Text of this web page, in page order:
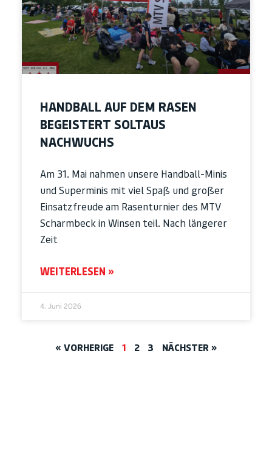
HANDBALL AUF DEM RASEN
BEGEISTERT SOLTAUS
NACHWUCHS
Am 31. Mai nahmen unsere Handball-Minis
und Superminis mit viel Spaß und großer
Einsatzfreude am Rasenturnier des MTV
Scharmbeck in Winsen teil. Nach längerer
Zeit
WEITERLESEN »
4. Juni 2026
« VORHERIGE 1 2 3 NÄCHSTER »